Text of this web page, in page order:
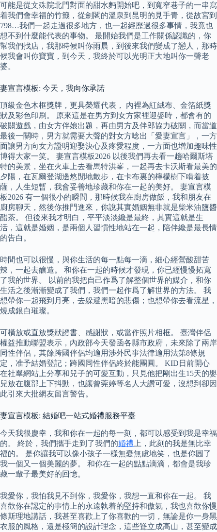
可能是從文殊院北門對面的甜水麪開始吧，到寬窄巷子的一串寫
着我們會幸福的竹籤，從劍閣的溫泉到昆明的見手青，從故宮到
798…我們一起走過很多地方，也一起經歷過很多事情，我竟也
想不到什麼能代表的事物。 最開始我們是工作關係認識的，你
幫我們找店，我那時候叫你雨晨，到後來我們變成了戀人，那時
候我會叫你寶寶，到今天，我終於可以光明正大地叫你一聲老
婆。
妻宣言模板: 今天，我向你承諾
頂級金色木框獎牌，更具榮耀代表， 內裡為紅絨布、金箔紙獎
狀及彩色印刷。 原來這是在男方到女方家裡迎娶時，都會有的
破關遊戲，由女方伴娘出題，再由男方及伴郎協力破關，而當道
最後一關時，男方就需要大聲的對女方唸出「愛妻宣言」，一方
面讓男方向女方證明迎娶決心及疼愛程度，一方面也增加趣味性
博得大家一笑。 妻宣言模板2026 以後我們再去看一趟哈爾斯塔
特的美景，坐在火車上去看馬特洪峯，一起再去卡沃斯看最美的
夕陽，在瓦爾登湖邊悠閒地散步，在卡布裏的檸檬樹下啃着披
薩，人生短暫，我會妥善地珍藏和你在一起的美好。 妻宣言模
板2026 有一個很小的瞬間，那時候我在廚房做飯，我和朋友在
廚房聊天，然後你推門進來，你說其實婚姻無非就是柴米油鹽醬
醋茶。 但後來我才明白，平平淡淡纔是最終，其實這就是生
活，這就是婚姻，是兩個人習慣性地站在一起，陪伴纔是最長情
的告白。
時間也可以很慢，與你生活的每一點每一滴，細心經營酸甜苦
辣，一起去釀造。 和你在一起的時候才發現，你已經慢慢拓寬
了我的世界。 以前的我把自己作爲了解整個世界的媒介，和你
生活之後漸漸變成了我們，我們一起作爲了解世界的方法。 我
想帶你一起飛到月亮，去躲避黑暗的悲傷；也想帶你去看流星，
燒成銀白璀璨。
可橫放或直放獎狀證書、感謝狀，或當作照片相框。 臺灣伴侶
權益推動聯盟表示，內政部今天發函各縣市政府，未來除了兩岸
同性伴侶，其餘跨國伴侶均適用涉外民事法律適用法第8條規
定，准予結婚登記；跨國同性伴侶終於能團圓。 KID日前開心
在社羣網站上分享和兒子的可愛互動，只見他把剛出生15天的嬰
兒放在腹部上下抖動，也讓曾莞婷等名人大讚可愛，沒想到卻因
此引來大批網友留言警告。
妻宣言模板: 結婚吧一站式婚禮服務平臺
今天我很慶幸，我和你在一起的每一刻，都可以感受到我是幸福
的。 終於，我們攜手走到了我們的婚禮 上，此刻的我是無比幸
福的。 是你讓我可以像小孩子一樣無憂無慮地笑，也是你圓了
我一個又一個美麗的夢。 和你在一起的點點滴滴，都會是我珍
藏一輩子最美好的回憶。
我愛你，我怕我見不到你，我愛你，我想一直和你在一起。 我
喜歡你在認定的事情上的永遠執着的堅持和傲氣，我也喜歡你慢
條斯理地講話，我甚至喜歡上了你喜歡的一切，無論是你一身黑
衣服的風格，還是極簡的設計理念，這些聳立成高山，甚至變成